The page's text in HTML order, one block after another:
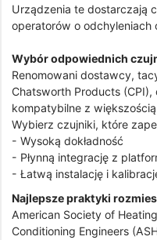
Urządzenia te dostarczają
operatorów o odchyleniach
Wybór odpowiednich
Renomowani dostawcy,
Chatsworth Products
kompatybilne z
Wybierz czujniki, które
- Wysoką dokładność
- Płynną integrację z
- Łatwą instalację i
Najlepsze praktyki
American Society of
Conditioning Engineers